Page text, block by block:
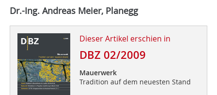
Dr.-Ing. Andreas Meier, Planegg
Dieser Artikel erschien in
DBZ 02/2009
Mauerwerk
Tradition auf dem neuesten Stand